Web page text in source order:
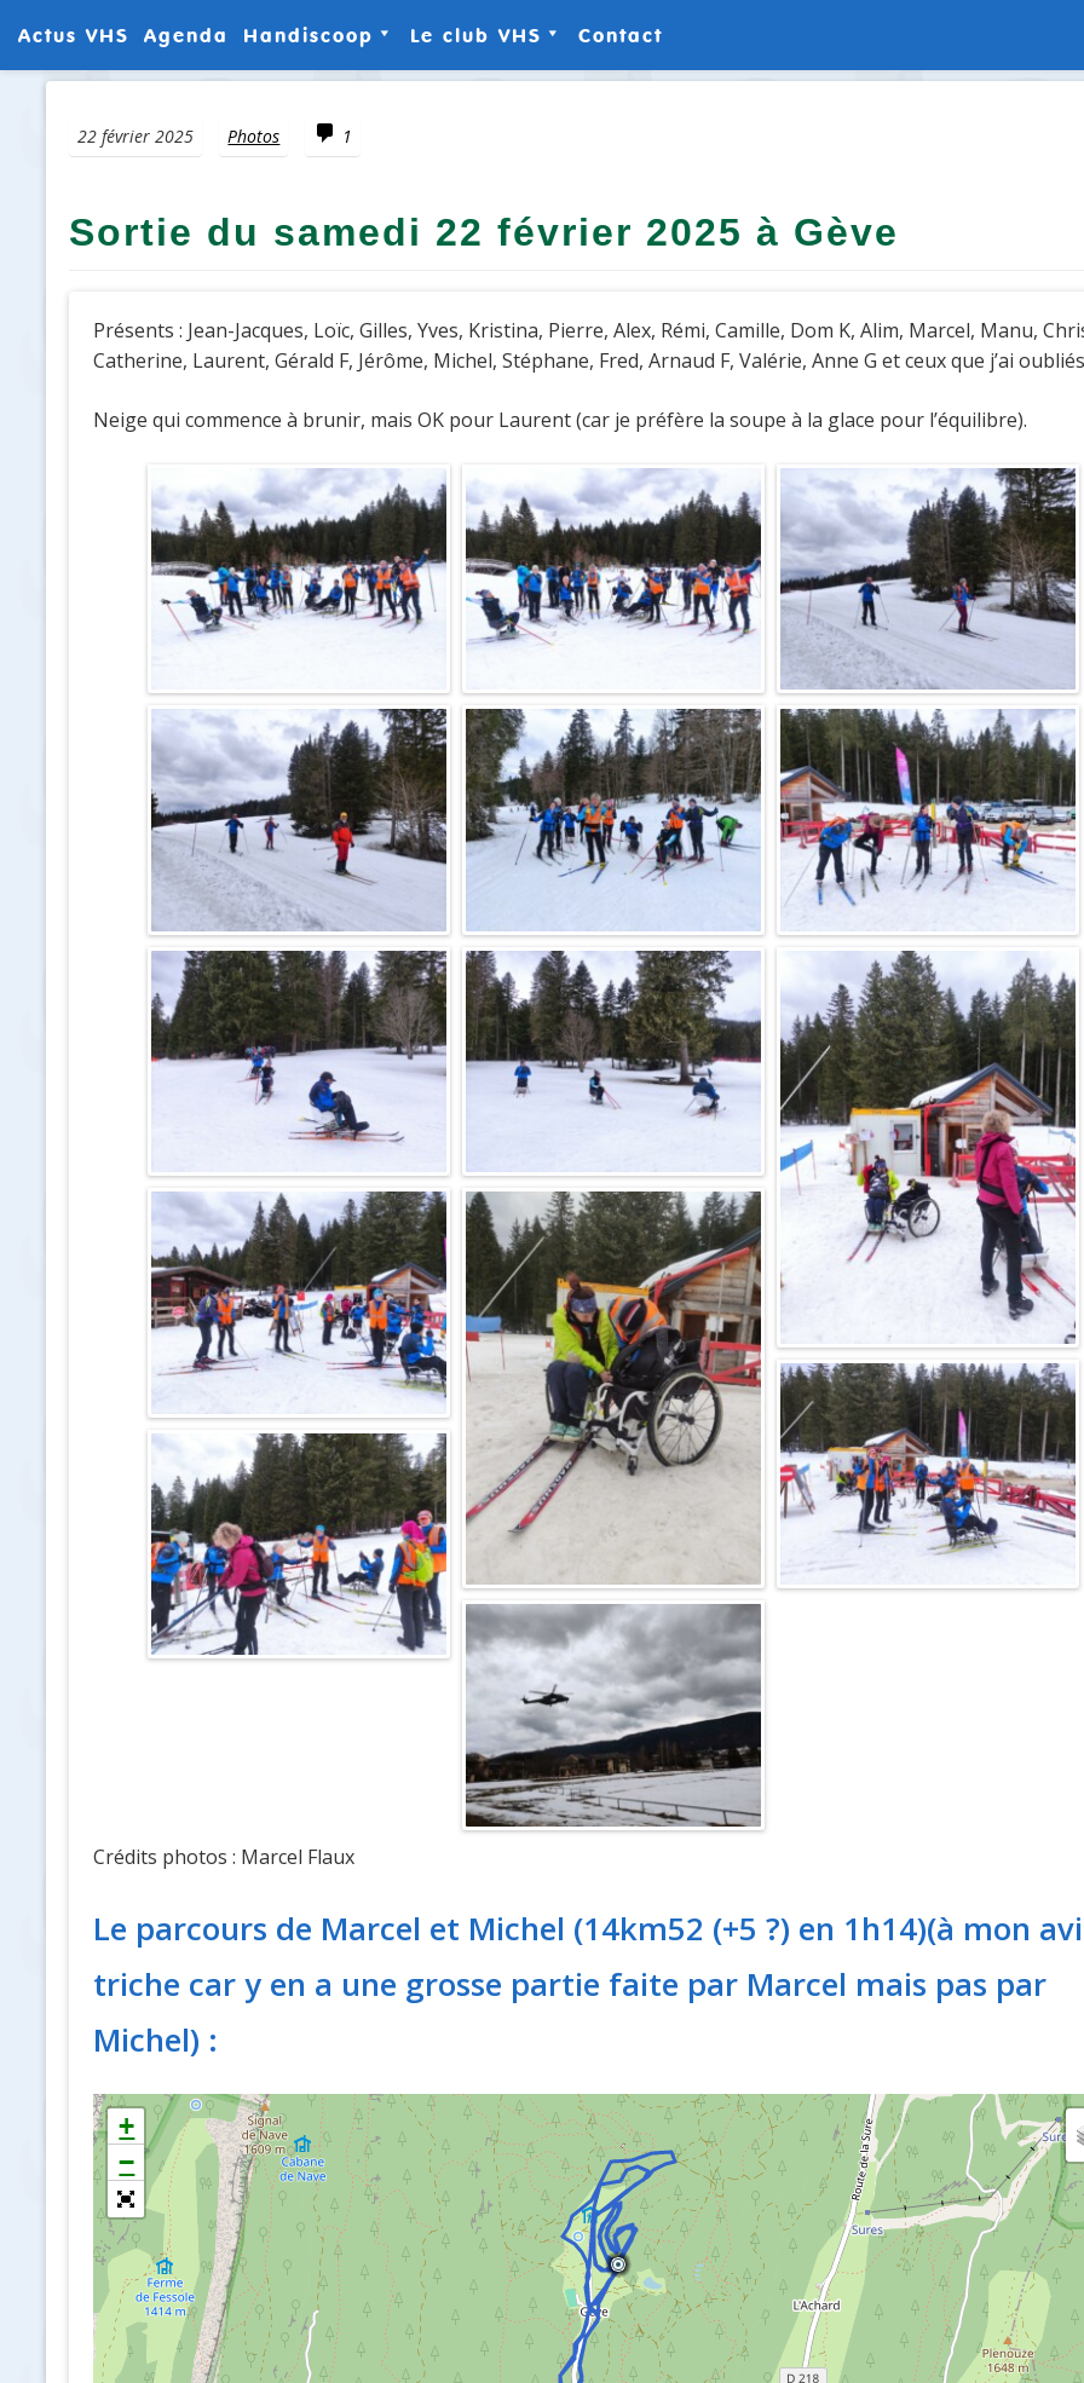
Aller
Actus VHS Agenda Handiscoop
Manuel d’aide au
Guidage à Ski
Biathlon pour mal et
Le club VHS
de VHS
Contact
22 février 2025 Photos 1
Sortie du samedi 22 février 2025 à Gève
Présents : Jean-Jacques, Loïc, Gilles, Yves, Kristina, Pierre, Alex, Rémi, Camille, Dom K, Alim, Marcel, Manu,
Catherine, Laurent, Gérald F, Jérôme, Michel, Stéphane, Fred, Arnaud F, Valérie, Anne G et ceux que j’ai
Neige qui commence à brunir, mais OK pour Laurent (car je préfère la soupe à la glace pour l’équilibre).
Crédits photos : Marcel Flaux
Le parcours de Marcel et Michel (14km52 (+5 ?) en 1h14)(à mon
triche car y en a une grosse partie faite par Marcel mais pas par
Michel) :
+
−